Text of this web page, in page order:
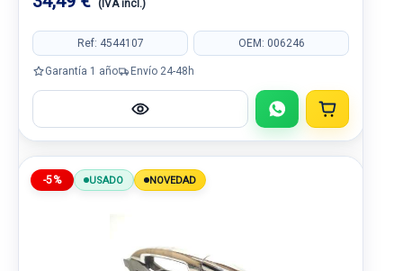
(IVA incl.)
Ref: 4544107 OEM: 006246
Garantía 1 año Envío 24-48h
-5% USADO NOVEDAD